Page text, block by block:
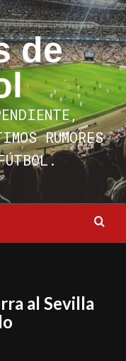
de
RUMORES
al Sevilla